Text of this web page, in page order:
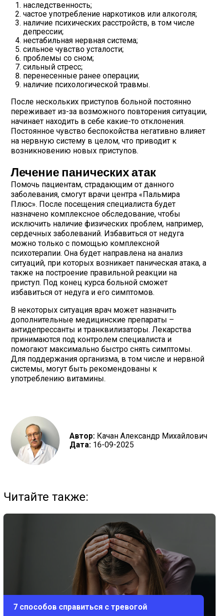
наследственность;
частое употребление наркотиков или алкоголя;
наличие психических расстройств, в том числе
депрессии;
нестабильная нервная система;
сильное чувство усталости;
проблемы со сном;
сильный стресс;
перенесенные ранее операции;
наличие психологической травмы.
После нескольких приступов больной постоянно
переживает из-за возможного повторения ситуации,
начинает находить в себе какие-то отклонения.
Постоянное чувство беспокойства негативно влияет
на нервную систему в целом, что приводит к
возникновению новых приступов.
Лечение панических атак
Помочь пациентам, страдающим от данного
заболевания, смогут врачи центра «Пальмира
Плюс». После посещения специалиста будет
назначено комплексное обследование, чтобы
исключить наличие физических проблем, например,
сердечных заболеваний. Избавиться от недуга
можно только с помощью комплексной
психотерапии. Она будет направлена на анализ
ситуаций, при которых возникает паническая атака, а
также на построение правильной реакции на
приступ. Под конец курса больной сможет
избавиться от недуга и его симптомов.
В некоторых ситуация врач может назначить
дополнительные медицинские препараты –
антидепрессанты и транквилизаторы. Лекарства
принимаются под контролем специалиста и
помогают максимально быстро снять симптомы.
Для поддержания организма, в том числе и нервной
системы, могут быть рекомендованы к
употреблению витамины.
Автор: Качан Александр Михайлович
Дата: 16-09-2025
Читайте также:
7 способов справиться с тревогой